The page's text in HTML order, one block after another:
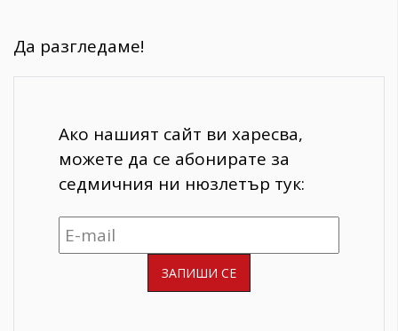
Да разгледаме!
Ако нашият сайт ви харесва,
можете да се абонирате за
седмичния ни нюзлетър тук: